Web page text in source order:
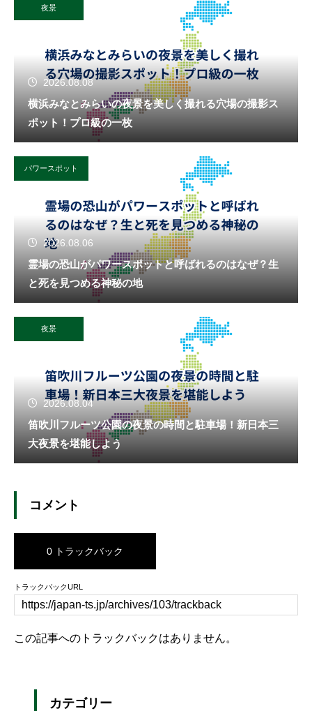
夜景
2026.08.08
横浜みなとみらいの夜景を美しく撮れる穴場の撮影ス
ポット！プロ級の一枚
パワースポット
2026.08.06
霊場の恐山がパワースポットと呼ばれるのはなぜ？生
と死を見つめる神秘の地
夜景
2026.08.04
笛吹川フルーツ公園の夜景の時間と駐車場！新日本三
大夜景を堪能しよう
コメント
0 トラックバック
トラックバックURL
この記事へのトラックバックはありません。
カテゴリー